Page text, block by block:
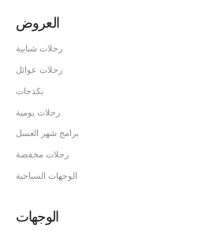
العروض
رحلات شبابية
رحلات عوائل
بكدجات
رحلات يومية
برامج شهر العسل
رحلات مخفضة
الوجهات السياحية
الوجهات